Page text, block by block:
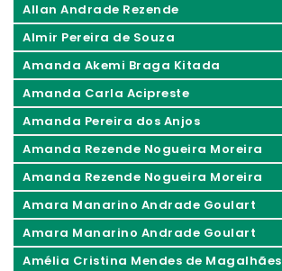
Allan Andrade Rezende
Almir Pereira de Souza
Amanda Akemi Braga Kitada
Amanda Carla Acipreste
Amanda Pereira dos Anjos
Amanda Rezende Nogueira Moreira
Amanda Rezende Nogueira Moreira
Amara Manarino Andrade Goulart
Amara Manarino Andrade Goulart
Amélia Cristina Mendes de Magalhães